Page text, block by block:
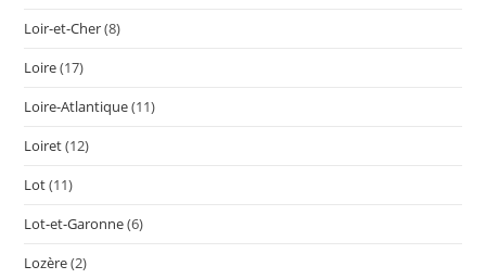
Loir-et-Cher(8)
Loire(17)
Loire-Atlantique(11)
Loiret(12)
Lot(11)
Lot-et-Garonne(6)
Lozère(2)